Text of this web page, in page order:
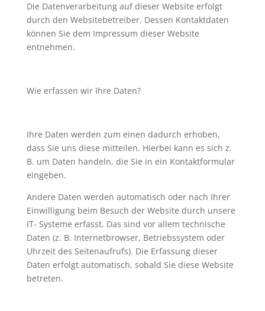
Die Datenverarbeitung auf dieser Website erfolgt
durch den Websitebetreiber. Dessen Kontaktdaten
können Sie dem Impressum dieser Website
entnehmen.
Wie erfassen wir Ihre Daten?
Ihre Daten werden zum einen dadurch erhoben,
dass Sie uns diese mitteilen. Hierbei kann es sich z.
B. um Daten handeln, die Sie in ein Kontaktformular
eingeben.
Andere Daten werden automatisch oder nach Ihrer
Einwilligung beim Besuch der Website durch unsere
IT- Systeme erfasst. Das sind vor allem technische
Daten (z. B. Internetbrowser, Betriebssystem oder
Uhrzeit des Seitenaufrufs). Die Erfassung dieser
Daten erfolgt automatisch, sobald Sie diese Website
betreten.